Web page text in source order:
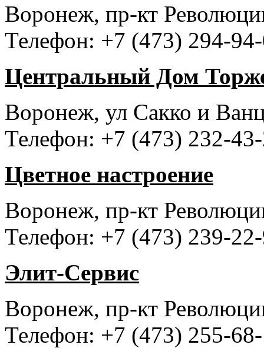
Воронеж, пр-кт
Телефон: +7 (473) 294-
Центральный Дом
Воронеж, ул Сакко и
Телефон: +7 (473) 232-
Цветное настроение
Воронеж, пр-кт
Телефон: +7 (473) 239-
Элит-Сервис
Воронеж, пр-кт
Телефон: +7 (473) 255-